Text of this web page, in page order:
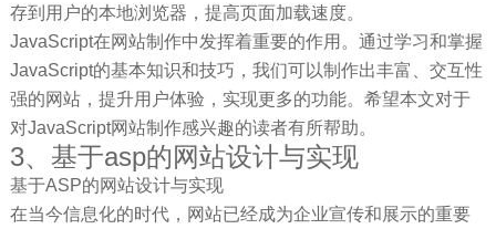
存到用户的本地浏览器，提高页面加载速度。
JavaScript在网站制作中发挥着重要的作用。通过学习和掌握
JavaScript的基本知识和技巧，我们可以制作出丰富、交互性
强的网站，提升用户体验，实现更多的功能。希望本文对于
对JavaScript网站制作感兴趣的读者有所帮助。
3、基于asp的网站设计与实现
基于ASP的网站设计与实现
在当今信息化的时代，网站已经成为企业宣传和展示的重要